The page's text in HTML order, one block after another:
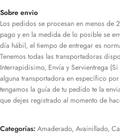
Sobre envio
Los pedidos se procesan en menos de
pago y en la medida de lo posible se
día hábil, el tiempo de entregar es
Tenemos todas las transportadoras
Interrapidisimo, Envía y Servientrega
alguna transportadora en específico
tengamos la guía de tu pedido te la
que dejes registrado al momento de
Categorías: Amaderado, Avainillado,